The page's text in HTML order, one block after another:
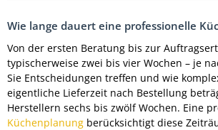
Wie lange dauert eine professionelle
Von der ersten Beratung bis zur
typischerweise zwei bis vier Wochen – je
Sie Entscheidungen treffen und wie
eigentliche Lieferzeit nach Bestellung
Herstellern sechs bis zwölf Wochen. Eine
Küchenplanung berücksichtigt diese